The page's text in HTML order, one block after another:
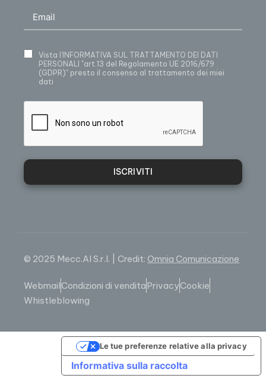
Vista l’INFORMATIVA SUL TRATTAMENTO DEI DATI
PERSONALI
"art.13 del Regolamento UE 2016/679
(GDPR)" presto il consenso al trattamento dei miei
dati
ISCRIVITI
© 2025 Mecc.Al S.r.l. | Credit: Omnia Comunicazione
WebmailCondizioni di venditaPrivacyCookie
Whistleblowing
Informativa sulla raccolta
Le tue preferenze relative alla privacy